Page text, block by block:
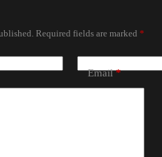
Required fields are marked *
Email*